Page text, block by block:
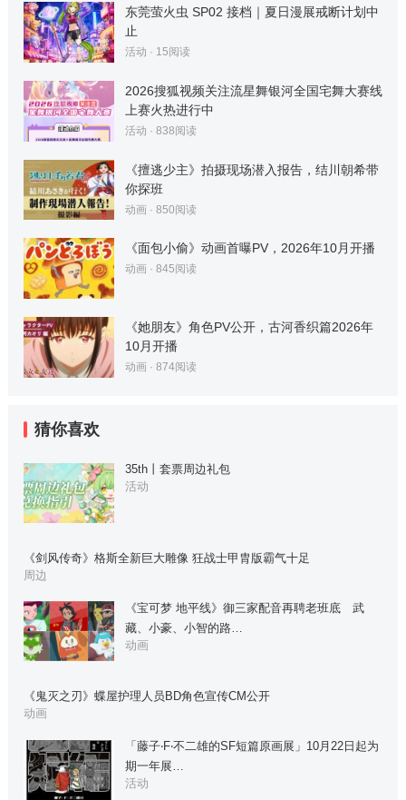
东莞萤火虫 SP02 接档｜夏日漫展戒断计划中
止
活动 · 15阅读
2026搜狐视频关注流星舞银河全国宅舞大赛线
上赛火热进行中
活动 · 838阅读
《擅逃少主》拍摄现场潜入报告，结川朝希带
你探班
动画· 850阅读
《面包小偷》动画首曝PV，2026年10月开播
动画· 845阅读
《她朋友》角色PV公开，古河香织篇2026年
10月开播
动画· 874阅读
猜你喜欢
35th丨套票周边礼包
活动
《剑风传奇》格斯全新巨大雕像 狂战士甲胄版霸气十足
周边
《宝可梦 地平线》御三家配音再聘老班底 武
藏、小豪、小智的路…
动画
《鬼灭之刃》蝶屋护理人员BD角色宣传CM公开
动画
「藤子‧F‧不二雄的SF短篇原画展」10月22日起为
期一年展…
活动